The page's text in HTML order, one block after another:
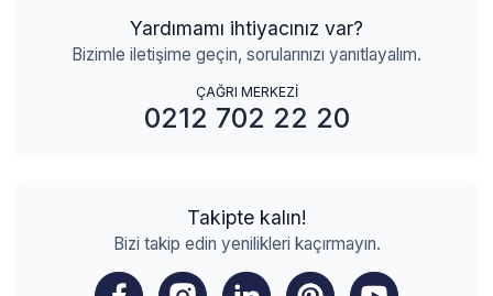
Yardımamı ihtiyacınız var?
Bizimle iletişime geçin, sorularınızı yanıtlayalım.
ÇAĞRI MERKEZİ
0212 702 22 20
Takipte kalın!
Bizi takip edin yenilikleri kaçırmayın.